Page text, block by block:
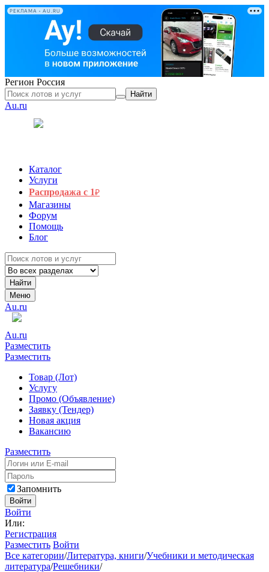
РЕКЛАМА • AU.RU
Регион Россия
Найти
Au.ru
Каталог
Услуги
Распродажа с 1₽
Магазины
Форум
Помощь
Блог
Найти
Меню
Au.ru
Au.ru
Разместить
Разместить
Товар (Лот)
Услугу
Промо (Объявление)
Заявку (Тендер)
Новая акция
Вакансию
Разместить
Запомнить
Войти
Войти
Или:
Регистрация
Разместить Войти
Все категории/Литература, книги/Учебники и методическая
литература/Решебники/